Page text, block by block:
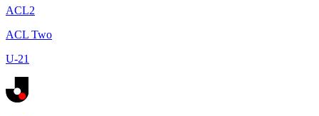
ACL2
ACL Two
U-21